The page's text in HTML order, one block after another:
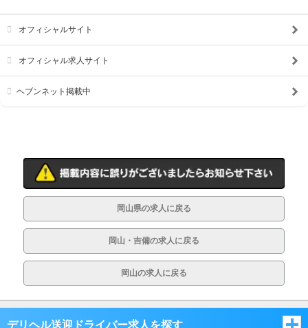
オフィシャルサイト
オフィシャル求人サイト
ヘブンネット掲載中
岡山県の求人に戻る
岡山・吉備の求人に戻る
岡山の求人に戻る
デリヘル送迎ドライバー求人を探す